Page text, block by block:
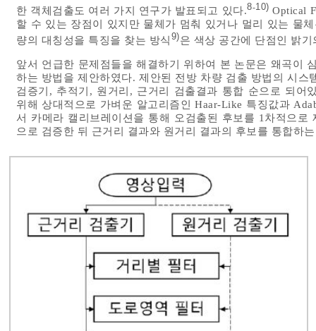
한 객체검출도 여러 가지 연구가 발표되고 있다.8-10) Optical
할 수 있는 장점이 있지만 물체가 멈춰 있거나 멀리 있는 물
량의 대칭성을 특징을 찾는 방식 9)은 색상 공간에 단점인 밝
앞서 언급한 문제점들을 해결하기 위하여 본 논문은 왜곡이
하는 방법을 제안하였다. 제안된 전방 차량 검출 방법의 시스
검증기, 추적기, 원거리, 근거리 검출결과 통합 순으로 되어
위해 상대적으로 가벼운 알고리즘인 Haar-Like 특징값과
서 카메라 캘리브레이션을 통해 오검출된 후보를 1차적으
으로 검증한 뒤 근거리 결과와 원거리 결과의 후보를 통합하